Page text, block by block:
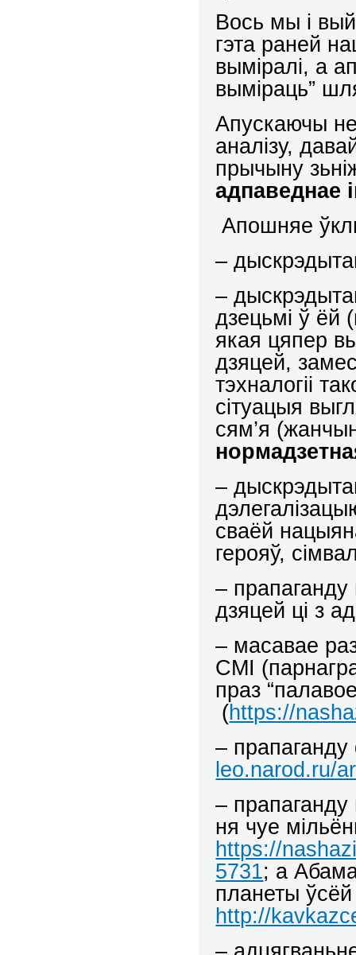
Вось мы і
гэта раней
выміралі, а
выміраць”
Апускаючы
аналізу,
прычыну
адпаведнае
Апошняе
–
–
дзецьмі ў ёй
якая цяпер
дзяцей,
тэхналогіі
сітуацыя
сям’я
–
сваёй
герояў,
–
дзяцей ці з
– масавае
СМІ
праз
(https://
– прапаганду
leo.narod.ru/
–
ня чуе
https://
5731; а
планеты
http://